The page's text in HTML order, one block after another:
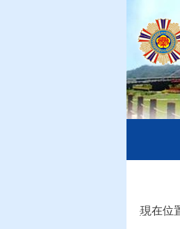
:::
現在位